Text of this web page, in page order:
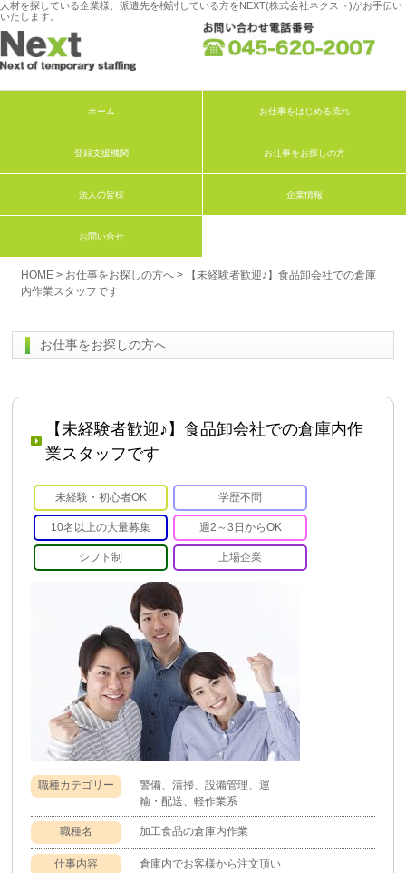
人材を探している企業様、派遣先を検討している方をNEXT(株式会社ネクスト)がお手伝い
いたします。
ホーム お仕事をはじめる流れ
登録支援機関 お仕事をお探しの方
法人の皆様 企業情報
お問い合せ
HOME > お仕事をお探しの方へ > 【未経験者歓迎♪】食品卸会社での倉庫
内作業スタッフです
お仕事をお探しの方へ
【未経験者歓迎♪】食品卸会社での倉庫内作
業スタッフです
未経験・初心者OK 学歴不問
10名以上の大量募集 週2～3日からOK
シフト制 上場企業
職種カテゴリー
警備、清掃、設備管理、運
輸・配送、軽作業系
職種名 加工食品の倉庫内作業
仕事内容
倉庫内でお客様から注文頂い